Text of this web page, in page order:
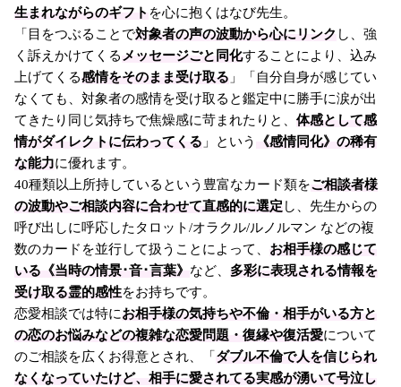
生まれながらのギフト を心に抱くはなび先生。
「目をつぶることで対象者の声の波動から心にリンク し、強
く訴えかけてくるメッセージごと同化することにより、込み
上げてくる感情をそのまま受け取る 」「自分自身が感じてい
なくても、対象者の感情を受け取ると鑑定中に勝手に涙が出
てきたり同じ気持ちで焦燥感に苛まれたりと、 体感として感
情がダイレクトに伝わってくる 」という
《感情同化》の稀有
な能力に優れます。
40種類以上所持しているという豊富なカード類をご相談者様
の波動やご相談内容に合わせて直感的に選定 し、先生からの
呼び出しに呼応したタロット/オラクル/ルノルマン などの複
数のカードを並行して扱うことによって、 お相手様の感じて
いる《当時の情景･音･言葉》 など、 多彩に表現される情報を
受け取る霊的感性をお持ちです。
恋愛相談では特にお相手様の気持ちや不倫・相手がいる方と
の恋のお悩みなどの複雑な恋愛問題・復縁や復活愛について
のご相談を広くお得意とされ、「 ダブル不倫で人を信じられ
なくなっていたけど、相手に愛されてる実感が湧いて号泣し